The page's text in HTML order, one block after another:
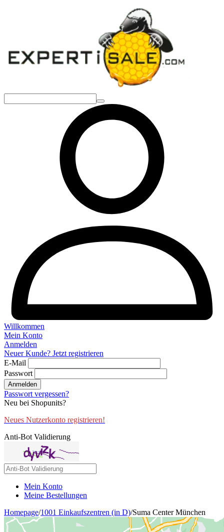
Willkommen
Mein Konto
Anmelden
Neuer Kunde? Jetzt registrieren
E-Mail
Passwort
Anmelden
Passwort vergessen?
Neu bei Shopunits?
Neues Nutzerkonto registrieren!
Anti-Bot Validierung
Mein Konto
Meine Bestellungen
Homepage/1001 Einkaufszentren (in D)/Suma Center München